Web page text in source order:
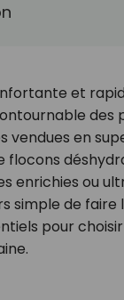
et
des
vendues en
flocons
enrichies ou
simple de faire
pour